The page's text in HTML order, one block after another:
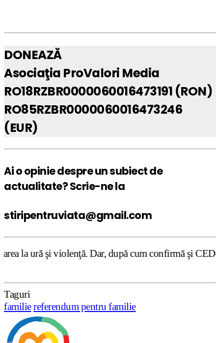
DONEAZĂ
Asociaţia ProValori Media
RO18RZBR0000060016473191 (RON)
RO85RZBR0000060016473246
(EUR)
Ai o opinie despre un subiect de
actualitate? Scrie-ne la
stiripentruviata@gmail.com
Dar, după cum confirmă şi CEDO în cazul
Taguri
familiereferendum pentru familie